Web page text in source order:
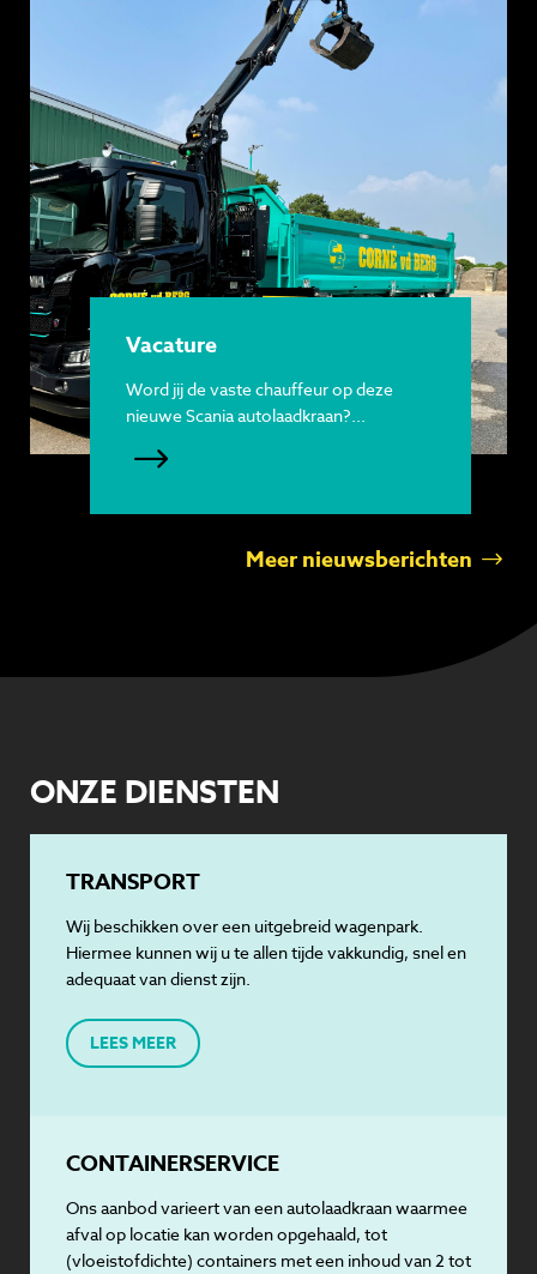
Vacature
Word jij de vaste chauffeur op deze
nieuwe Scania autolaadkraan?...
Meer nieuwsberichten
ONZE DIENSTEN
TRANSPORT
Wij beschikken over een uitgebreid wagenpark.
Hiermee kunnen wij u te allen tijde vakkundig, snel en
adequaat van dienst zijn.
LEES MEER
CONTAINERSERVICE
Ons aanbod varieert van een autolaadkraan waarmee
afval op locatie kan worden opgehaald, tot
(vloeistofdichte) containers met een inhoud van 2 tot